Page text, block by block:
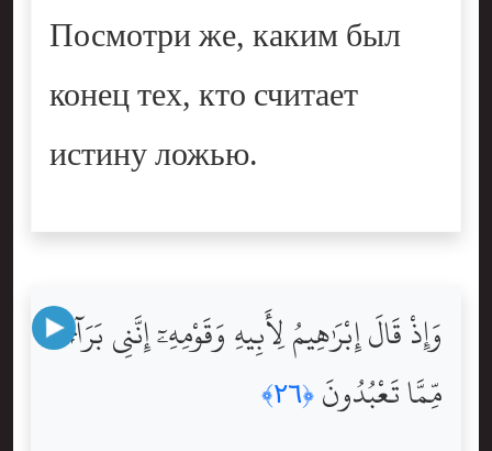
Посмотри же, каким был
конец тех, кто считает
истину ложью.
وَإِذْ قَالَ إِبْرَٰهِيمُ لِأَبِيهِ وَقَوْمِهِۦٓ إِنَّنِى بَرَآءٌۭ
مِّمَّا تَعْبُدُونَ ﴿٢٦﴾